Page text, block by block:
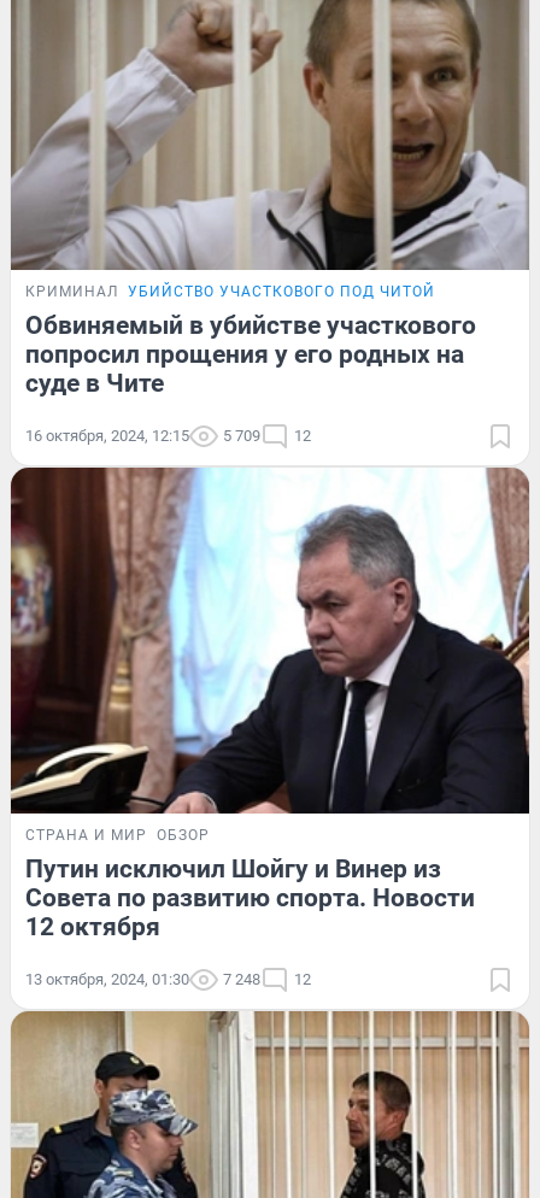
КРИМИНАЛ УБИЙСТВО УЧАСТКОВОГО ПОД ЧИТОЙ
Обвиняемый в убийстве участкового
попросил прощения у его родных на
суде в Чите
16 октября, 2024, 12:15 5 709 12
СТРАНА И МИР ОБЗОР
Путин исключил Шойгу и Винер из
Совета по развитию спорта. Новости
12 октября
13 октября, 2024, 01:30 7 248 12